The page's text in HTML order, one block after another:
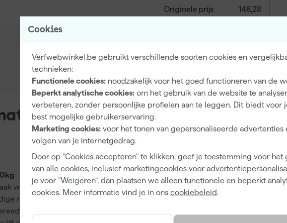
Cookies
Verfwebwinkel.be gebruikt verschillende soorten cookies en
technieken:
Functionele cookies: noodzakelijk voor het goed functioneren van de
Beperkt analytische cookies: om het gebruik van de website te
verbeteren, zonder persoonlijke profielen aan te leggen. Dit biedt voor
best mogelijke gebruikerservaring.
Marketing cookies: voor het tonen van gepersonaliseerde advertenties
volgen van je internetgedrag.
Door op "Cookies accepteren" te klikken, geef je toestemming voor het
van alle cookies, inclusief marketingcookies voor
je voor "Weigeren", dan plaatsen we alleen functionele en beperkt
cookies. Meer informatie vind je in ons cookiebeleid.
Originele prijs 148,28
144,97
werk je snel en veilig op hellende daken. Deze ladderaccessoire is
montage op vrijwel iedere enkele ladder, waardoor je hem direct kunt
of aanpassingen. Je bevestigt de nokhaak stevig aan je ladder,